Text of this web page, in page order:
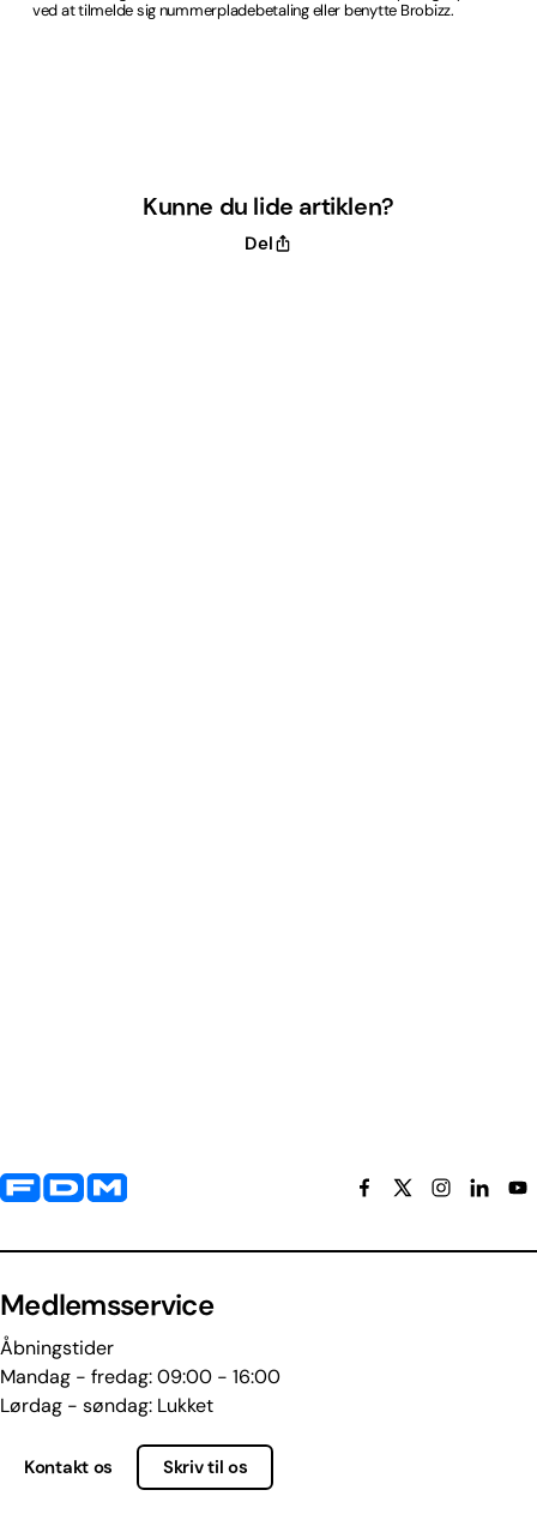
ved at tilmelde sig nummerpladebetaling eller benytte Brobizz.
Kunne du lide artiklen?
Del
Yderligere information og kontaktoplysninger
Medlemsservice
Åbningstider
Mandag - fredag: 09:00 - 16:00
Lørdag - søndag: Lukket
Kontakt os Skriv til os